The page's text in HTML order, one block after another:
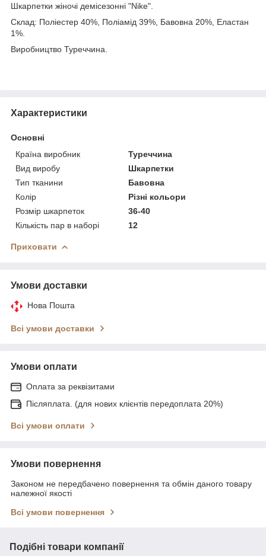
Шкарпетки жіночі демісезонні "Nike".
Склад: Поліестер 40%, Поліамід 39%, Бавовна 20%, Еластан
1%.
Виробництво Туреччина.
Характеристики
Основні
Країна виробник
Туреччина
Вид виробу
Шкарпетки
Тип тканини
Бавовна
Колір
Різні кольори
Розмір шкарпеток
36-40
Кількість пар в наборі
12
Приховати
Умови доставки
Нова Пошта
Всі умови доставки
Умови оплати
Оплата за реквізитами
Післяплата. (для нових клієнтів передоплата 20%)
Всі умови оплати
Умови повернення
Законом не передбачено повернення та обмін даного товару
належної якості
Всі умови повернення
Подібні товари компанії